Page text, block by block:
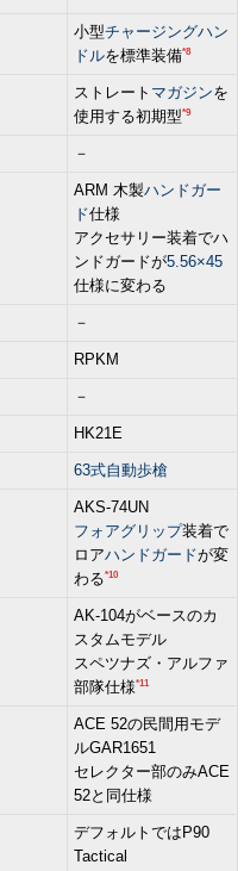
小型チャージングハン
ドルを標準装備*8
ストレート マガジンを
使用する初期型*9
－
ARM 木製ハンドガー
ド仕様
アクセサリー装着でハ
ンドガードが5.56×45
仕様に変わる
－
RPKM
－
HK21E
63式自動歩槍
AKS-74UN
フォアグリップ装着で
ロアハンドガードが変
わる*10
AK-104がベースのカ
スタムモデル
スペツナズ・アルファ
部隊仕様*11
ACE 52の民間用モデ
ルGAR1651
セレクター部のみACE
52と同仕様
デフォルトではP90
Tactical